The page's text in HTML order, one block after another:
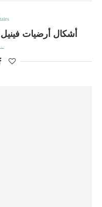
أشكال أرضيات فينيل